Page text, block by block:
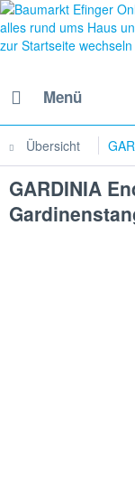
Menü
Übersicht
GARDINIA